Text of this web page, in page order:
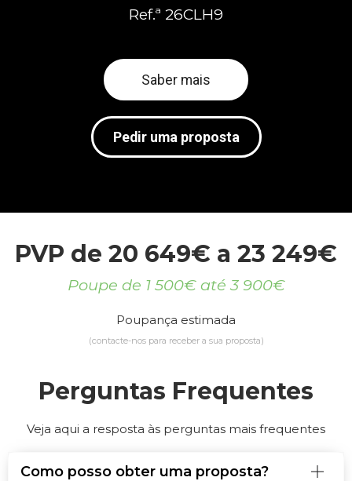
Ref.ª 26CLH9
Saber mais
Pedir uma proposta
PVP de 20 649€ a 23 249€
Poupe de 1 500€ até 3 900€
Poupança estimada
(contacte-nos para receber a sua proposta)
Perguntas Frequentes
Veja aqui a resposta às perguntas mais frequentes
Como posso obter uma proposta?